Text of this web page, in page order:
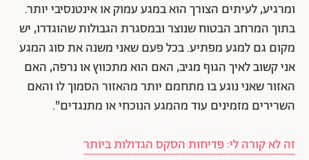
ומרגיע, לעיתים הצורך הוא במגע עמוק או אינטנסיבי יותר.
בתוך המרחב הבטוח שנוצר ובמסגרת הגבולות שהוגדרו, יש
מקום גם למגע מפתיע. בכל פעם שאני משנה את סוג המגע
אני קשוב לאיך הגוף מגיב, האם הוא מתכווץ או נרפה, האם
האזור שאני נוגע בו מתחמם יותר מהאזור הסמוך לו והאם
השרירים מזמינים עוד מהמגע הנוכחי או מתנגדים".
זה לא קורה לי: פדיחות הסקס הגדולות ביותר